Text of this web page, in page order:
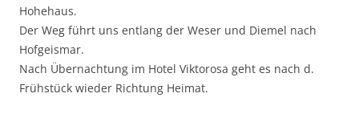
Hohehaus.
Der Weg führt uns entlang der Weser und Diemel nach
Hofgeismar.
Nach Übernachtung im Hotel Viktorosa geht es nach d.
Frühstück wieder Richtung Heimat.